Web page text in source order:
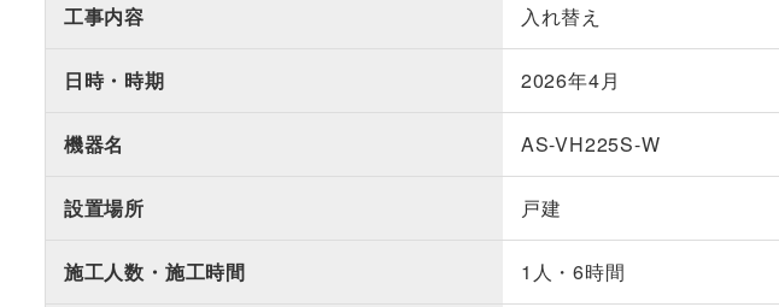
工事内容 入れ替え
日時・時期 2026年4月
機器名 AS-VH225S-W
設置場所 戸建
施工人数・施工時間 1人・6時間